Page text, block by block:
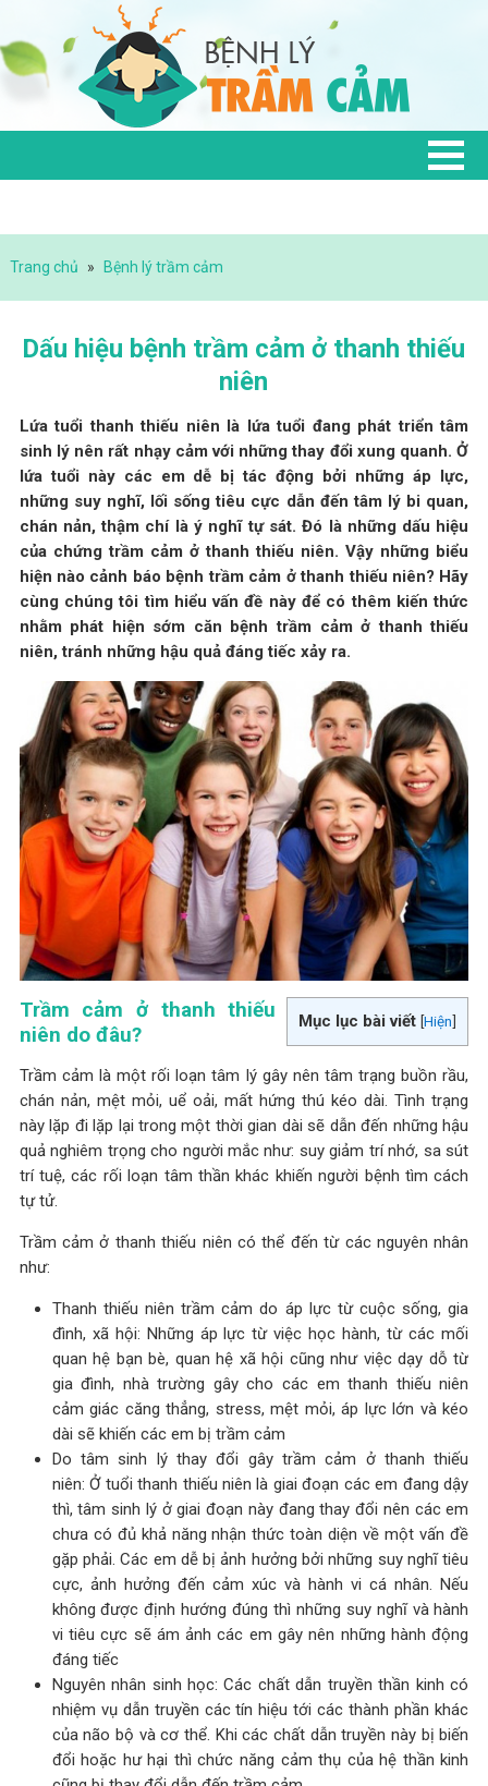
Trang chủ » Bệnh lý trầm cảm
Dấu hiệu bệnh trầm cảm ở thanh thiếu
niên
Lứa tuổi thanh thiếu niên là lứa tuổi đang phát triển tâm
sinh lý nên rất nhạy cảm với những thay đổi xung quanh. Ở
lứa tuổi này các em dễ bị tác động bởi những áp lực,
những suy nghĩ, lối sống tiêu cực dẫn đến tâm lý bi quan,
chán nản, thậm chí là ý nghĩ tự sát. Đó là những dấu hiệu
của chứng trầm cảm ở thanh thiếu niên. Vậy những biểu
hiện nào cảnh báo bệnh trầm cảm ở thanh thiếu niên? Hãy
cùng chúng tôi tìm hiểu vấn đề này để có thêm kiến thức
nhằm phát hiện sớm căn bệnh trầm cảm ở thanh thiếu
niên, tránh những hậu quả đáng tiếc xảy ra.
Mục lục bài viết [Hiện]
Trầm cảm ở thanh thiếu
niên do đâu?
Trầm cảm là một rối loạn tâm lý gây nên tâm trạng buồn rầu,
chán nản, mệt mỏi, uể oải, mất hứng thú kéo dài. Tình trạng
này lặp đi lặp lại trong một thời gian dài sẽ dẫn đến những hậu
quả nghiêm trọng cho người mắc như: suy giảm trí nhớ, sa sút
trí tuệ, các rối loạn tâm thần khác khiến người bệnh tìm cách
tự tử.
Trầm cảm ở thanh thiếu niên có thể đến từ các nguyên nhân
như:
Thanh thiếu niên trầm cảm do áp lực từ cuộc sống, gia
đình, xã hội: Những áp lực từ việc học hành, từ các mối
quan hệ bạn bè, quan hệ xã hội cũng như việc dạy dỗ từ
gia đình, nhà trường gây cho các em thanh thiếu niên
cảm giác căng thẳng, stress, mệt mỏi, áp lực lớn và kéo
dài sẽ khiến các em bị trầm cảm
Do tâm sinh lý thay đổi gây trầm cảm ở thanh thiếu
niên: Ở tuổi thanh thiếu niên là giai đoạn các em đang dậy
thì, tâm sinh lý ở giai đoạn này đang thay đổi nên các em
chưa có đủ khả năng nhận thức toàn diện về một vấn đề
gặp phải. Các em dễ bị ảnh hưởng bởi những suy nghĩ tiêu
cực, ảnh hưởng đến cảm xúc và hành vi cá nhân. Nếu
không được định hướng đúng thì những suy nghĩ và hành
vi tiêu cực sẽ ám ảnh các em gây nên những hành động
đáng tiếc
Nguyên nhân sinh học: Các chất dẫn truyền thần kinh có
nhiệm vụ dẫn truyền các tín hiệu tới các thành phần khác
của não bộ và cơ thể. Khi các chất dẫn truyền này bị biến
đổi hoặc hư hại thì chức năng cảm thụ của hệ thần kinh